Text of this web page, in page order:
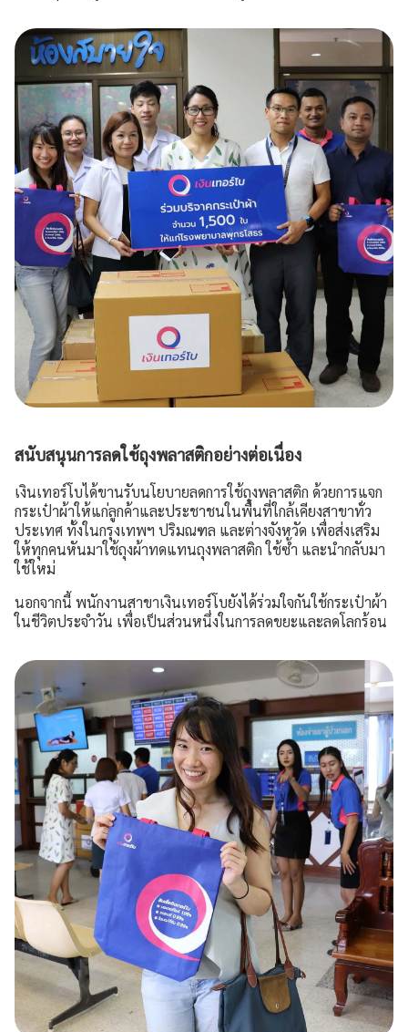
ข่าวสาร กิจกรรม และโปรโมชัน
วิดีโอเงินเทอร์โบ
ข้อมูลต่างๆ
เงื่อนไขการใช้งานเว็บไซต์
การคุ้มครองข้อมูลส่วนบุคคล
ประกาศดอกเบี้ยและค่าธรรมเนียม
การเปิดเผยข้อมูล
ช่องทางการแจ้งเบาะแส / ร้องเรียน
สนับสนุนการลดใช้ถุงพลาสติกอย่างต่อเนื่อง
เงินเทอร์โบได้ขานรับนโยบายลดการใช้ถุงพลาสติก ด้วยการแจก
กระเป๋าผ้าให้แก่ลูกค้าและประชาชนในพื้นที่ใกล้เคียงสาขาทั่ว
ประเทศ ทั้งในกรุงเทพฯ ปริมณฑล และต่างจังหวัด เพื่อส่งเสริม
ให้ทุกคนหันมาใช้ถุงผ้าทดแทนถุงพลาสติก ใช้ซ้ำ และนำกลับมา
ใช้ใหม่
นอกจากนี้ พนักงานสาขาเงินเทอร์โบยังได้ร่วมใจกันใช้กระเป๋าผ้า
ในชีวิตประจำวัน เพื่อเป็นส่วนหนึ่งในการลดขยะและลดโลกร้อน